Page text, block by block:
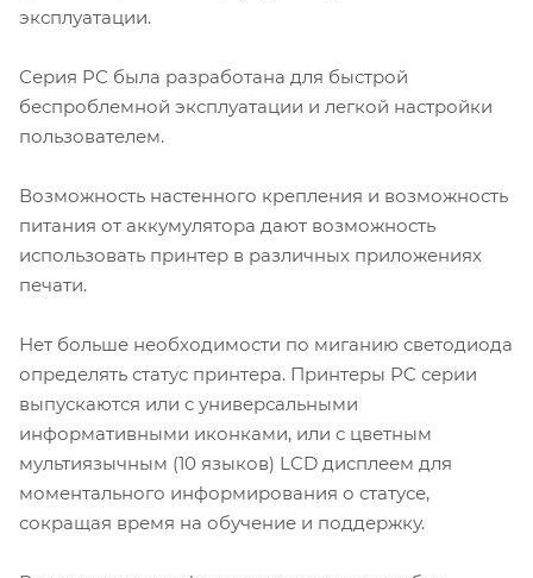
эксплуатации.
Серия PC была разработана для быстрой
беспроблемной эксплуатации и легкой настройки
пользователем.
Возможность настенного крепления и возможность
питания от аккумулятора дают возможность
использовать принтер в различных приложениях
печати.
Нет больше необходимости по миганию светодиода
определять статус принтера. Принтеры PC серии
выпускаются или с универсальными
информативными иконками, или с цветным
мультиязычным (10 языков) LCD дисплеем для
моментального информирования о статусе,
сокращая время на обучение и поддержку.